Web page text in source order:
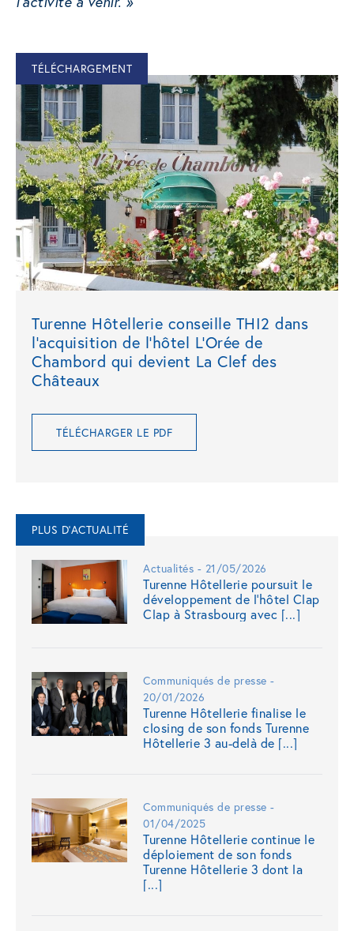
TÉLÉCHARGEMENT
Turenne Hôtellerie conseille THI2 dans
l’acquisition de l’hôtel L’Orée de
Chambord qui devient La Clef des
Châteaux
TÉLÉCHARGER LE PDF
PLUS D'ACTUALITÉ
Actualités - 21/05/2026
Turenne Hôtellerie poursuit le
développement de l'hôtel Clap
Clap à Strasbourg avec [...]
Communiqués de presse -
20/01/2026
Turenne Hôtellerie finalise le
closing de son fonds Turenne
Hôtellerie 3 au-delà de [...]
Communiqués de presse -
01/04/2025
Turenne Hôtellerie continue le
déploiement de son fonds
Turenne Hôtellerie 3 dont la
[...]